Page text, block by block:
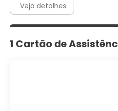
Veja detalhes
1 Cartão de